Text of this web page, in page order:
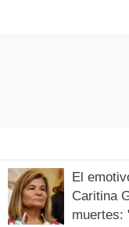
El
Caritina
muertes: